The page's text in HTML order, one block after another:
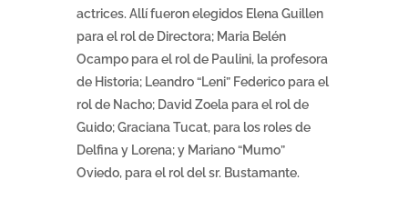
actrices. Allí fueron elegidos Elena Guillen
para el rol de Directora; Maria Belén
Ocampo para el rol de Paulini, la profesora
de Historia; Leandro “Leni” Federico para el
rol de Nacho; David Zoela para el rol de
Guido; Graciana Tucat, para los roles de
Delfina y Lorena; y Mariano “Mumo”
Oviedo, para el rol del sr. Bustamante.